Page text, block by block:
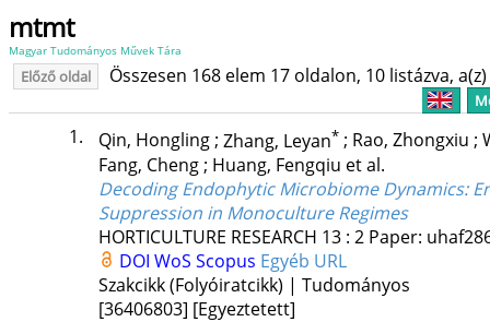
mtmt
Magyar Tudományos Művek Tára
Előző oldal Összesen 168 elem 17 oldalon, 10 listázva,
1. Qin, Hongling; Zhang, Leyan* ; Rao, Zhongxiu ;
Fang, Cheng ; Huang, Fengqiu et al.
Decoding Endophytic Microbiome Dynamics:
Suppression in Monoculture Regimes
HORTICULTURE RESEARCH 13: 2 Paper:
DOI WoS Scopus Egyéb URL
Szakcikk (Folyóiratcikk) | Tudományos
[36406803] [Egyeztetett]